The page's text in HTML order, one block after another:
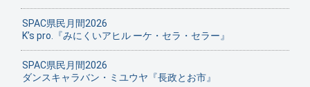
SPAC県民月間2026
K’s pro.『みにくいアヒル ーケ・セラ・セラー』
SPAC県民月間2026
ダンスキャラバン・ミユウヤ『長政とお市』